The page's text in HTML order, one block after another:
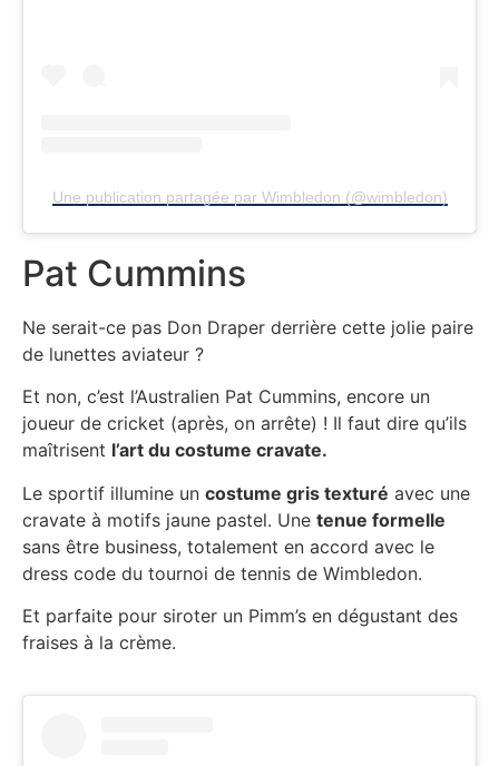
Une publication partagée par Wimbledon (@wimbledon)
Pat Cummins
Ne serait-ce pas Don Draper derrière cette jolie paire
de lunettes aviateur ?
Et non, c’est l’Australien Pat Cummins, encore un
joueur de cricket (après, on arrête) ! Il faut dire qu’ils
maîtrisent l’art du costume cravate.
Le sportif illumine un costume gris texturé avec une
cravate à motifs jaune pastel. Une tenue formelle
sans être business, totalement en accord avec le
dress code du tournoi de tennis de Wimbledon.
Et parfaite pour siroter un Pimm’s en dégustant des
fraises à la crème.